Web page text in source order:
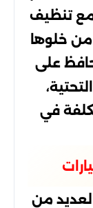
تنظيف
من خلوها
على
في
العديد من